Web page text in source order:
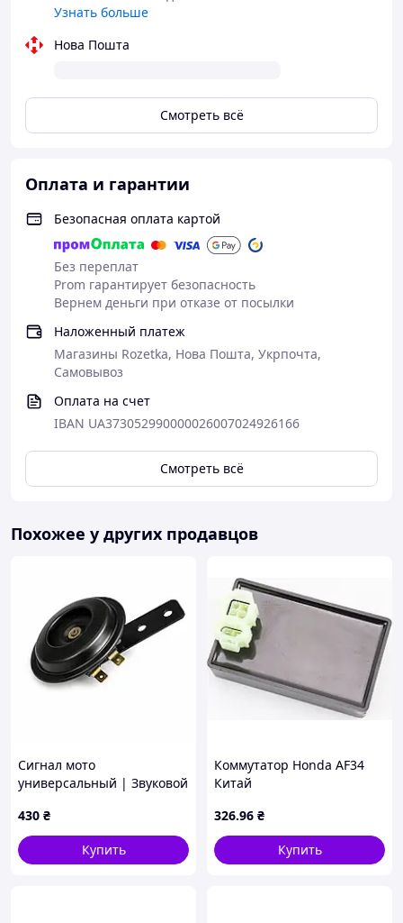
Узнать больше
Нова Пошта
Смотреть всё
Оплата и гарантии
Безопасная оплата картой
Без переплат
Prom гарантирует безопасность
Вернем деньги при отказе от посылки
Наложенный платеж
Магазины Rozetka, Нова Пошта, Укрпочта,
Самовывоз
Оплата на счет
IBAN UA373052990000026007024926166
Смотреть всё
Похожее у других продавцов
Сигнал мото
универсальный | Звуковой
430 ₴
Купить
Коммутатор Honda AF34
Китай
326.96 ₴
Купить